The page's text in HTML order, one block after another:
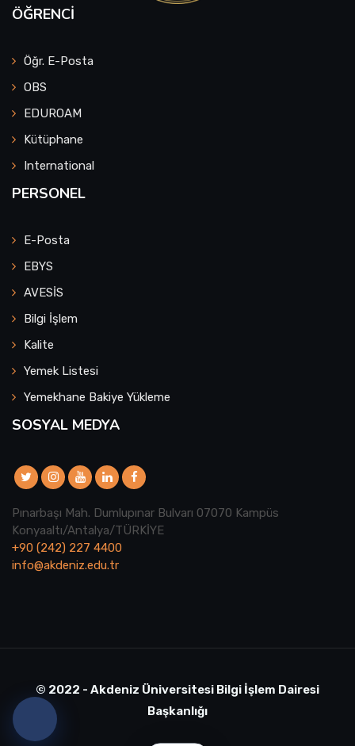
ÖĞRENCI
Öğr. E-Posta
OBS
EDUROAM
Kütüphane
International
PERSONEL
E-Posta
EBYS
AVESİS
Bilgi İşlem
Kalite
Yemek Listesi
Yemekhane Bakiye Yükleme
SOSYAL MEDYA
Pınarbaşı Mah. Dumlupınar Bulvarı 07070 Kampüs
Konyaaltı/Antalya/TÜRKİYE
+90 (242) 227 4400
info@akdeniz.edu.tr
© 2022 - Akdeniz Üniversitesi Bilgi İşlem Dairesi
Başkanlığı